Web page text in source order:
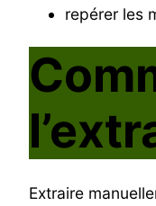
repérer les
Extraire